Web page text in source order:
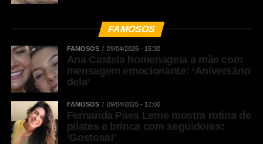
FAMOSOS
FAMOSOS 09/04/2026 - 15:30
Ana Castela homenageia a mãe com
mensagem emocionante: ‘Aniversário
dela’
FAMOSOS 09/04/2026 - 12:00
Fernanda Paes Leme mostra rotina de
pilates e brinca com seguidores:
‘Gostosa!’